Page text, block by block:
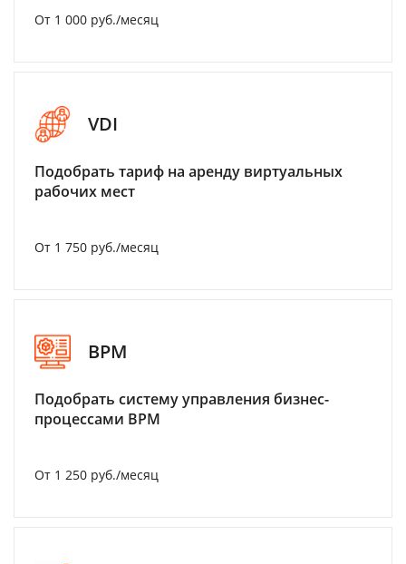
От 1 000 руб./месяц
VDI
Подобрать тариф на аренду виртуальных
рабочих мест
От 1 750 руб./месяц
BPM
Подобрать систему управления бизнес-
процессами BPM
От 1 250 руб./месяц